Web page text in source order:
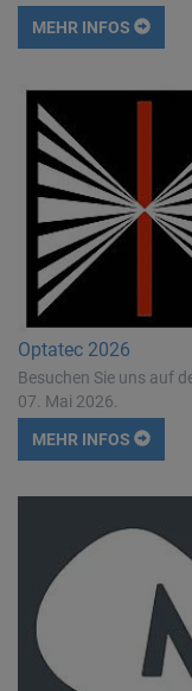
MEHR INFOS
Optatec 2026
Besuchen Sie uns auf
07. Mai 2026.
MEHR INFOS